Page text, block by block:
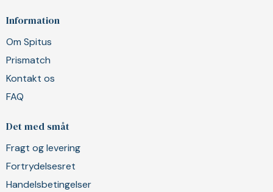
Information
Om Spitus
Prismatch
Kontakt os
FAQ
Det med småt
Fragt og levering
Fortrydelsesret
Handelsbetingelser